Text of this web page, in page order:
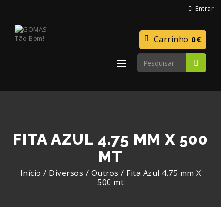
Entrar
Carrinho 0€
FITA AZUL 4.75 MM X 500
MT
Início / Diversos / Outros / Fita Azul 4.75 mm X
500 mt